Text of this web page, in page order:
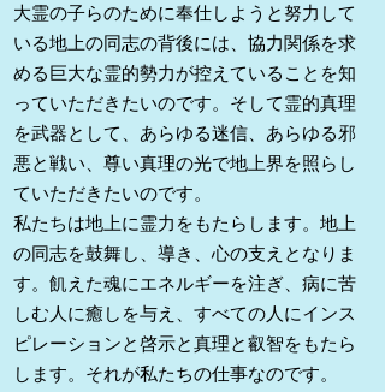
大霊の子らのために奉仕しようと努力して
いる地上の同志の背後には、協力関係を求
める巨大な霊的勢力が控えていることを知
っていただきたいのです。そして霊的真理
を武器として、あらゆる迷信、あらゆる邪
悪と戦い、尊い真理の光で地上界を照らし
ていただきたいのです。
私たちは地上に霊力をもたらします。地上
の同志を鼓舞し、導き、心の支えとなりま
す。飢えた魂にエネルギーを注ぎ、病に苦
しむ人に癒しを与え、すべての人にインス
ピレーションと啓示と真理と叡智をもたら
します。それが私たちの仕事なのです。